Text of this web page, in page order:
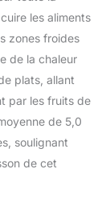
les aliments
zones froides
de la chaleur
plats, allant
par les fruits de
de 5,0
soulignant
de cet